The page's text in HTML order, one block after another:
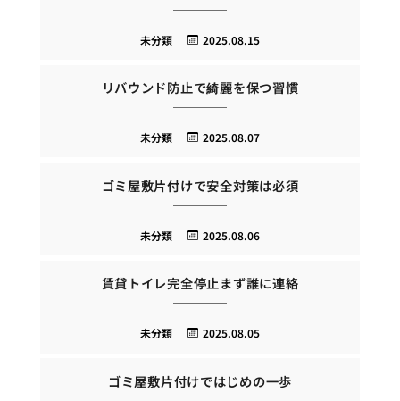
2025.08.15
未分類
リバウンド防止で綺麗を保つ習慣
2025.08.07
未分類
ゴミ屋敷片付けで安全対策は必須
2025.08.06
未分類
賃貸トイレ完全停止まず誰に連絡
2025.08.05
未分類
ゴミ屋敷片付けではじめの一歩